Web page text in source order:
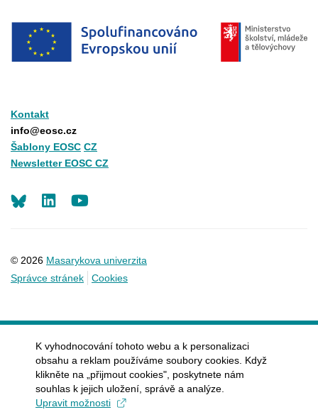
Kontakt
info@eosc.cz
Šablony EOSC CZ
Newsletter EOSC CZ
© 2026 Masarykova univerzita
Správce stránek
Cookies
LinkedIn
K vyhodnocování tohoto webu a k personalizaci
obsahu a reklam používáme soubory cookies. Když
klikněte na „přijmout cookies", poskytnete nám
souhlas k jejich uložení, správě a analýze.
Upravit možnosti